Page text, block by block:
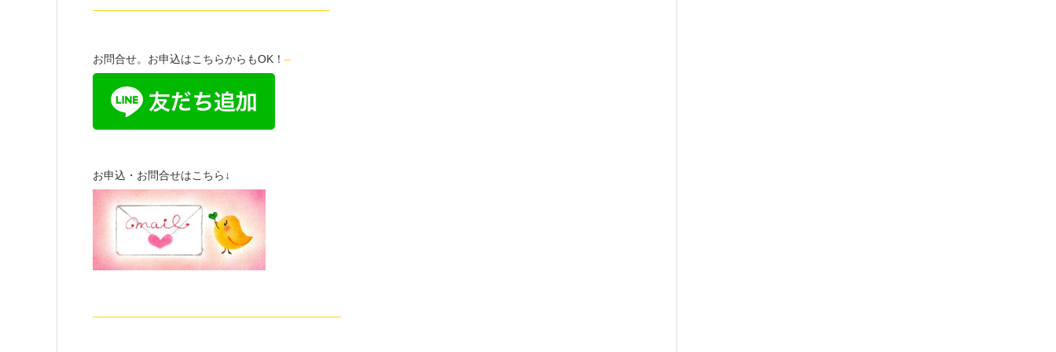
—————————————————————–
お問合せ。お申込はこちらからもOK！ –
お申込・お問合せはこちら↓
——————————————————————–